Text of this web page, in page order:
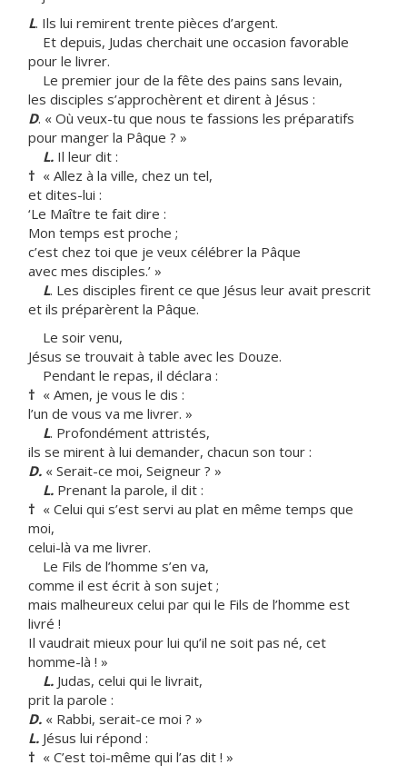
L. Ils lui remirent trente pièces d’argent.
Et depuis, Judas cherchait une occasion favorable
pour le livrer.
Le premier jour de la fête des pains sans levain,
les disciples s’approchèrent et dirent à Jésus :
D. « Où veux-tu que nous te fassions les préparatifs
pour manger la Pâque ? »
L. Il leur dit :
† « Allez à la ville, chez un tel,
et dites-lui :
‘Le Maître te fait dire :
Mon temps est proche ;
c’est chez toi que je veux célébrer la Pâque
avec mes disciples.’ »
L. Les disciples firent ce que Jésus leur avait prescrit
et ils préparèrent la Pâque.
Le soir venu,
Jésus se trouvait à table avec les Douze.
Pendant le repas, il déclara :
† « Amen, je vous le dis :
l’un de vous va me livrer. »
L. Profondément attristés,
ils se mirent à lui demander, chacun son tour :
D. « Serait-ce moi, Seigneur ? »
L. Prenant la parole, il dit :
† « Celui qui s’est servi au plat en même temps que
moi,
celui-là va me livrer.
Le Fils de l’homme s’en va,
comme il est écrit à son sujet ;
mais malheureux celui par qui le Fils de l’homme est
livré !
Il vaudrait mieux pour lui qu’il ne soit pas né, cet
homme-là ! »
L. Judas, celui qui le livrait,
prit la parole :
D. « Rabbi, serait-ce moi ? »
L. Jésus lui répond :
† « C’est toi-même qui l’as dit ! »